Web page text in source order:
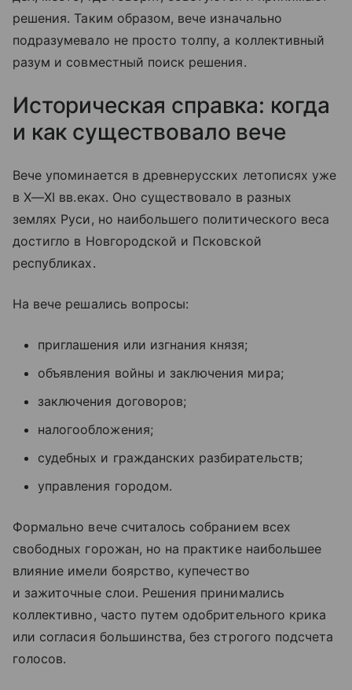
решения. Таким образом, вече изначально
подразумевало не просто толпу, а коллективный
разум и совместный поиск решения.
Историческая справка: когда
и как существовало вече
Вече упоминается в древнерусских летописях уже
вX—XI вв.еках. Оно существовало в разных
землях Руси, но наибольшего политического веса
достигло в Новгородской и Псковской
республиках.
На вече решались вопросы:
приглашения или изгнания князя;
объявления войны и заключения мира;
заключения договоров;
налогообложения;
судебных и гражданских разбирательств;
управления городом.
Формально вече считалось собранием всех
свободных горожан, но на практике наибольшее
влияние имели боярство, купечество
и зажиточные слои. Решения принимались
коллективно, часто путем одобрительного крика
или согласия большинства, без строгого подсчета
голосов.